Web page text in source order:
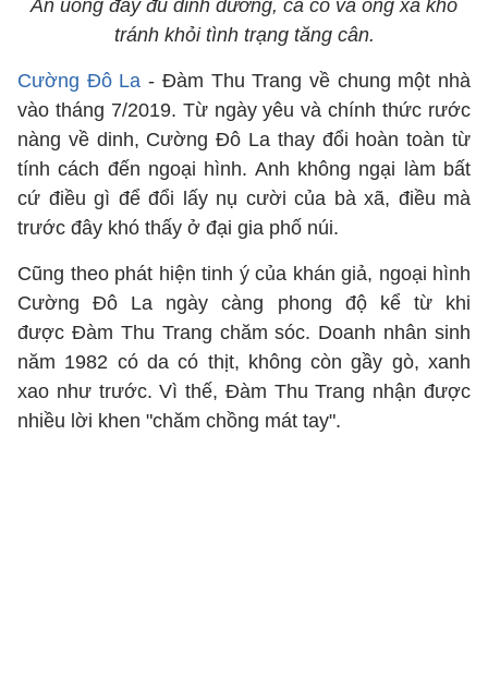
Ăn uống đầy đủ dinh dưỡng, cả cô và ông xã khó
tránh khỏi tình trạng tăng cân.
Cường Đô La - Đàm Thu Trang về chung một nhà
vào tháng 7/2019. Từ ngày yêu và chính thức rước
nàng về dinh, Cường Đô La thay đổi hoàn toàn từ
tính cách đến ngoại hình. Anh không ngại làm bất
cứ điều gì để đổi lấy nụ cười của bà xã, điều mà
trước đây khó thấy ở đại gia phố núi.
Cũng theo phát hiện tinh ý của khán giả, ngoại hình
Cường Đô La ngày càng phong độ kể từ khi
được Đàm Thu Trang chăm sóc. Doanh nhân sinh
năm 1982 có da có thịt, không còn gầy gò, xanh
xao như trước. Vì thế, Đàm Thu Trang nhận được
nhiều lời khen "chăm chồng mát tay".